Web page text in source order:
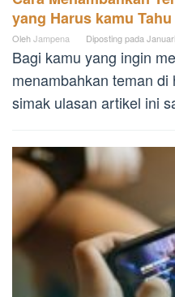
yang Harus kamu Tahu
OlehJampena Diposting pada
Bagi kamu yang ingin
menambahkan teman
simak ulasan artikel ini